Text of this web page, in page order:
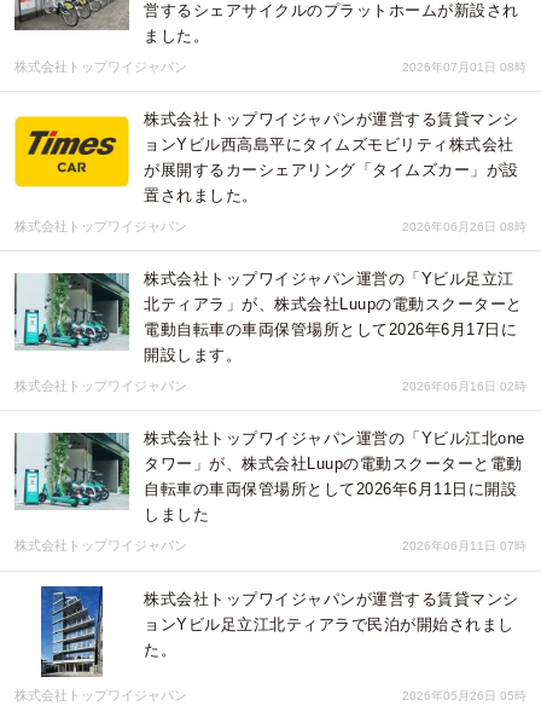
営するシェアサイクルのプラットホームが新設され
ました。
株式会社トップワイジャパン 2026年07月01日 08時
株式会社トップワイジャパンが運営する賃貸マンシ
ョンYビル西高島平にタイムズモビリティ株式会社
が展開するカーシェアリング「タイムズカー」が設
置されました。
株式会社トップワイジャパン 2026年06月26日 08時
株式会社トップワイジャパン運営の「Yビル足立江
北ティアラ」が、株式会社Luupの電動スクーターと
電動自転車の車両保管場所として2026年6月17日に
開設します。
株式会社トップワイジャパン 2026年06月16日 02時
株式会社トップワイジャパン運営の「Yビル江北one
タワー」が、株式会社Luupの電動スクーターと電動
自転車の車両保管場所として2026年6月11日に開設
しました
株式会社トップワイジャパン 2026年06月11日 07時
株式会社トップワイジャパンが運営する賃貸マンシ
ョンYビル足立江北ティアラで民泊が開始されまし
た。
株式会社トップワイジャパン 2026年05月26日 05時